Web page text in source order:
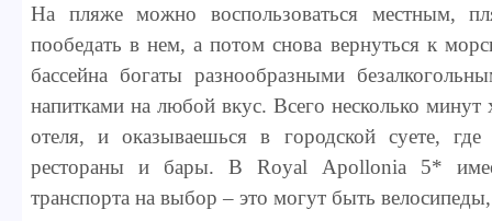
На пляже можно воспользоваться местным,
пообедать в нем, а потом снова вернуться к
бассейна богаты разнообразными
напитками на любой вкус. Всего несколько минут
отеля, и оказываешься в городской суете,
рестораны и бары. В Royal Apollonia 5*
транспорта на выбор – это могут быть